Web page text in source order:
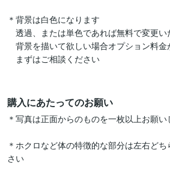
＊背景は白色になります
透過、または単色であれば無料で変更い
背景を描いて欲しい場合オプション料金
まずはご相談ください
購入にあたってのお願い
＊写真は正面からのものを一枚以上お願い
＊ホクロなど体の特徴的な部分は左右ど